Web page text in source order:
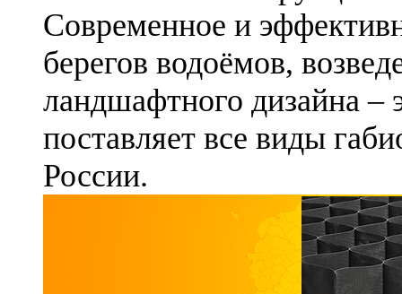
Современное и
берегов водоёмов,
ландшафтного дизайна
поставляет все виды
России.